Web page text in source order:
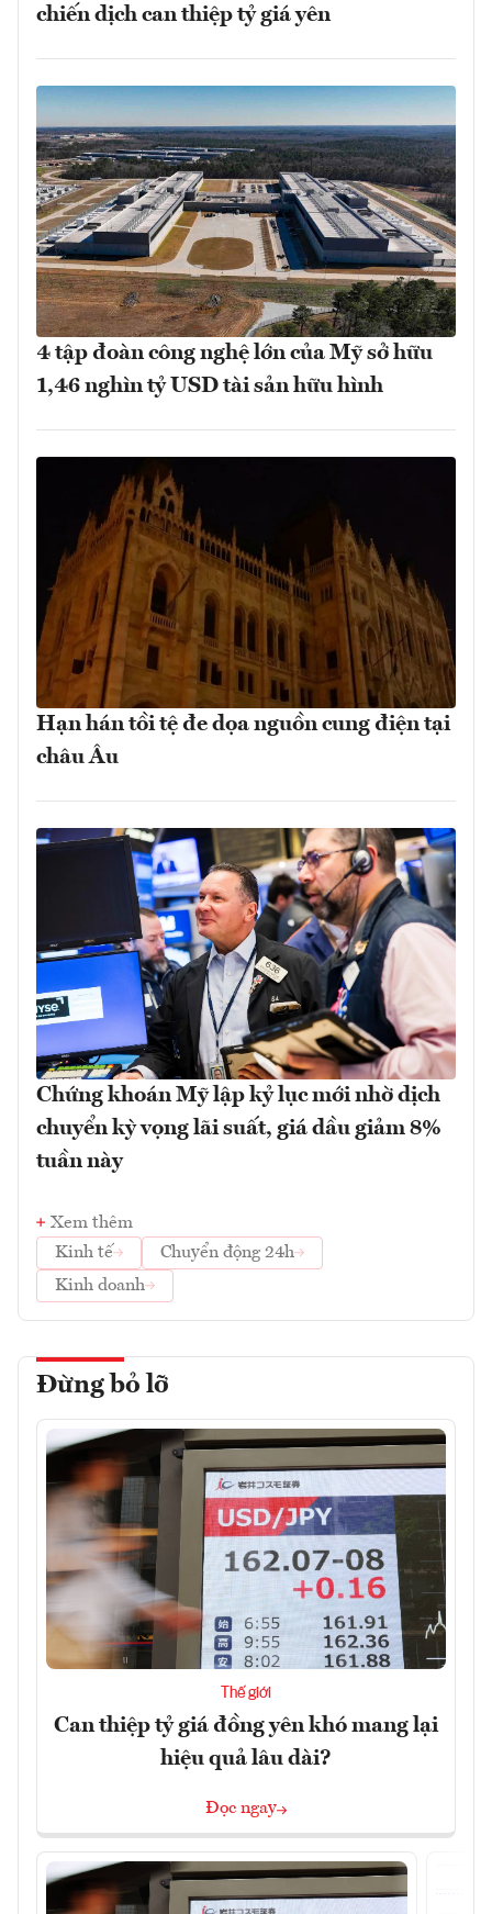
chiến dịch can thiệp tỷ giá yên
4 tập đoàn công nghệ lớn của Mỹ sở hữu
1,46 nghìn tỷ USD tài sản hữu hình
Hạn hán tồi tệ đe dọa nguồn cung điện tại
châu Âu
Chứng khoán Mỹ lập kỷ lục mới nhờ dịch
chuyển kỳ vọng lãi suất, giá dầu giảm 8%
tuần này
Xem thêm
Kinh tế
Chuyển động 24h
Kinh doanh
Đừng bỏ lỡ
Thế giới
Can thiệp tỷ giá đồng yên khó mang lại
hiệu quả lâu dài?
Đọc ngay